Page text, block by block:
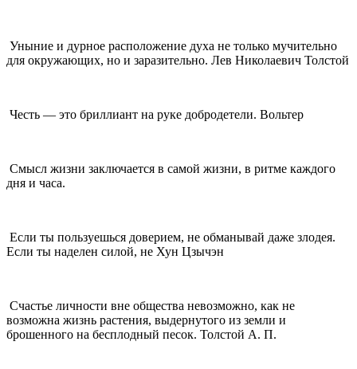
Уныние и дурное расположение духа не только мучительно
для окружающих, но и заразительно. Лев Николаевич Толстой
Честь — это бриллиант на руке добродетели. Вольтер
Смысл жизни заключается в самой жизни, в ритме каждого
дня и часа.
Если ты пользуешься доверием, не обманывай даже злодея.
Если ты наделен силой, не Хун Цзычэн
Счастье личности вне общества невозможно, как не
возможна жизнь растения, выдернутого из земли и
брошенного на бесплодный песок. Толстой А. П.